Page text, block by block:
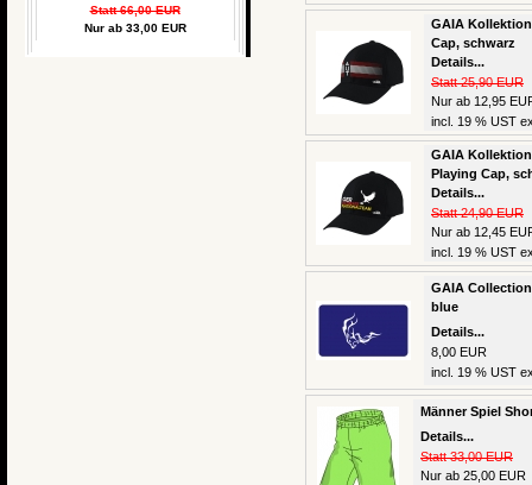
Statt 66,00 EUR
Nur ab 33,00 EUR
GAIA
Cap, schwarz
Details...
Statt 25,90 EUR
Nur ab 12,95
incl. 19 % UST
GAIA
Playing Cap,
Details...
Statt 24,90 EUR
Nur ab 12,45
incl. 19 % UST
GAIA
blue
Details...
8,00 EUR
incl. 19 % UST
Männer Spiel
Details...
Statt 33,00 EUR
Nur ab 25,00 EUR